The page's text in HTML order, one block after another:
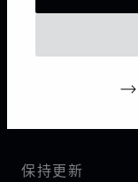
联系我们
保持更新